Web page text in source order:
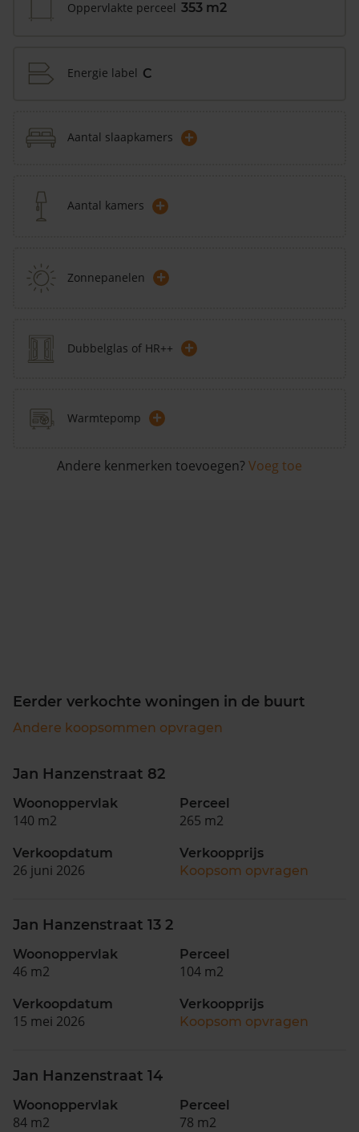
Oppervlakte perceel 353 m2
Energie label C
Aantal slaapkamers +
Aantal kamers +
Zonnepanelen +
Dubbelglas of HR++ +
Warmtepomp +
Andere kenmerken toevoegen? Voeg toe
Eerder verkochte woningen in de buurt
Andere koopsommen opvragen
Jan Hanzenstraat 82
Woonoppervlak
140 m2
Perceel
265 m2
Verkoopdatum
26 juni 2026
Verkoopprijs
Koopsom opvragen
Jan Hanzenstraat 13 2
Woonoppervlak
46 m2
Perceel
104 m2
Verkoopdatum
15 mei 2026
Verkoopprijs
Koopsom opvragen
Jan Hanzenstraat 14
Woonoppervlak
84 m2
Perceel
78 m2